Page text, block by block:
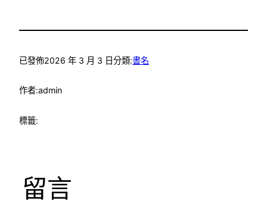
已發佈2026 年 3 月 3 日分類:書名
作者:admin
標籤:
留言